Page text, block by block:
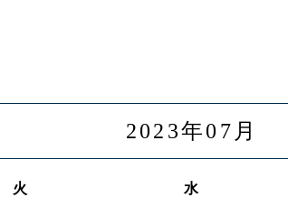
2023年07月
火 水